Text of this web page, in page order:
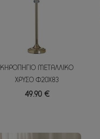
ΚΗΡΟΠΗΓΙΟ ΜΕΤΑΛΛΙΚΟ
ΧΡΥΣΟ Φ20Χ83
49.90 €